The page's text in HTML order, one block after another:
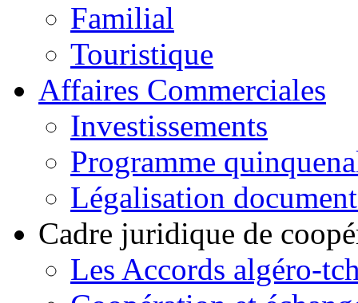
Familial
Touristique
Affaires Commerciales
Investissements
Programme
Légalisation
Cadre juridique de
Les Accords algéro-